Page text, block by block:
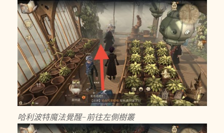
哈利波特魔法覺醒-前往左側樹叢